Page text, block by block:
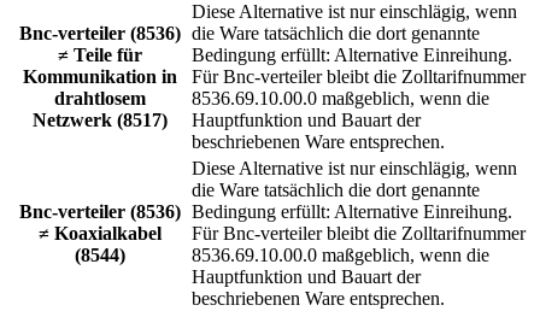
Bnc-verteiler (8536)
≠ Teile für
Kommunikation in
drahtlosem
Netzwerk (8517)
Diese Alternative ist nur einschlägig, wenn
die Ware tatsächlich die dort genannte
Bedingung erfüllt: Alternative Einreihung.
Für Bnc-verteiler bleibt die Zolltarifnummer
8536.69.10.00.0 maßgeblich, wenn die
Hauptfunktion und Bauart der
beschriebenen Ware entsprechen.
Bnc-verteiler (8536)
≠ Koaxialkabel
(8544)
Diese Alternative ist nur einschlägig, wenn
die Ware tatsächlich die dort genannte
Bedingung erfüllt: Alternative Einreihung.
Für Bnc-verteiler bleibt die Zolltarifnummer
8536.69.10.00.0 maßgeblich, wenn die
Hauptfunktion und Bauart der
beschriebenen Ware entsprechen.